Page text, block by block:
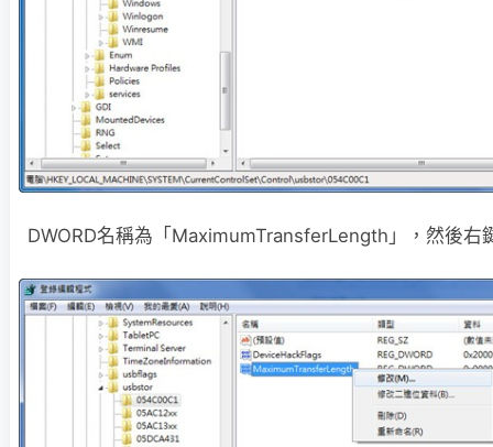
DWORD名稱為「MaximumTransferLength」，然後右